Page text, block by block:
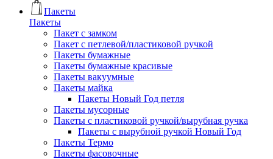
Пакеты
Пакеты
Пакет с замком
Пакет с петлевой/пластиковой ручкой
Пакеты бумажные
Пакеты бумажные красивые
Пакеты вакуумные
Пакеты майка
Пакеты Новый Год петля
Пакеты мусорные
Пакеты с пластиковой ручкой/вырубная ручка
Пакеты с вырубной ручкой Новый Год
Пакеты Термо
Пакеты фасовочные